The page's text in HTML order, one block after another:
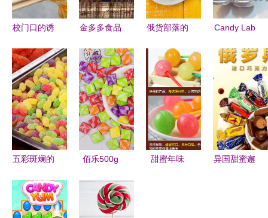
校门口的诱
金多多食品
工投产，糖
果产业再添
新动能
俄货部落的
从坚果到布
丁的健康零
食新主张
Candy Lab
探索甜蜜的
科学与创意
五彩斑斓的
多色糖果的
魔法之旅
佰乐500g
蕾上的欢乐
与温情
甜蜜年味
异国甜蜜邂